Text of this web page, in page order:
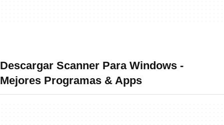
Descargar Scanner Para Windows -
Mejores Programas & Apps